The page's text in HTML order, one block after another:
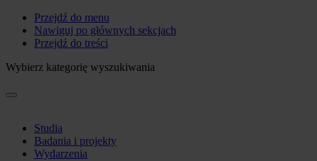
Przejdź do menu
Nawiguj po głównych sekcjach
Przejdź do treści
Wybierz kategorię wyszukiwania
Studia
Badania i projekty
Wydarzenia